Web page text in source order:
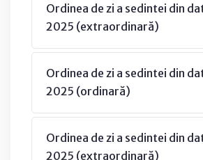
Ordinea de zi a sedintei din
2025 (extraordinară)
Ordinea de zi a sedintei din
2025 (ordinară)
Ordinea de zi a sedintei din
2025 (extraordinară)